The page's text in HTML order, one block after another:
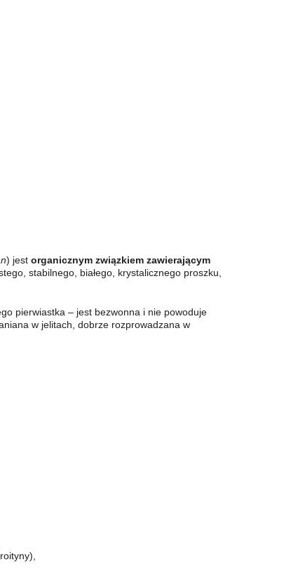
) jest organicznym związkiem zawierającym
stabilnego, białego, krystalicznego proszku,
pierwiastka – jest bezwonna i nie powoduje
w jelitach, dobrze rozprowadzana w